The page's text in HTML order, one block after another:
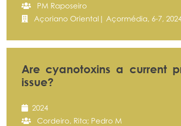
PM Raposeiro
Açoriano Oriental| Açormédia, 6-7,
Are cyanotoxins a current
issue?
2024
Cordeiro, Rita; Pedro M